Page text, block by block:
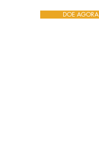
DOE AGORA